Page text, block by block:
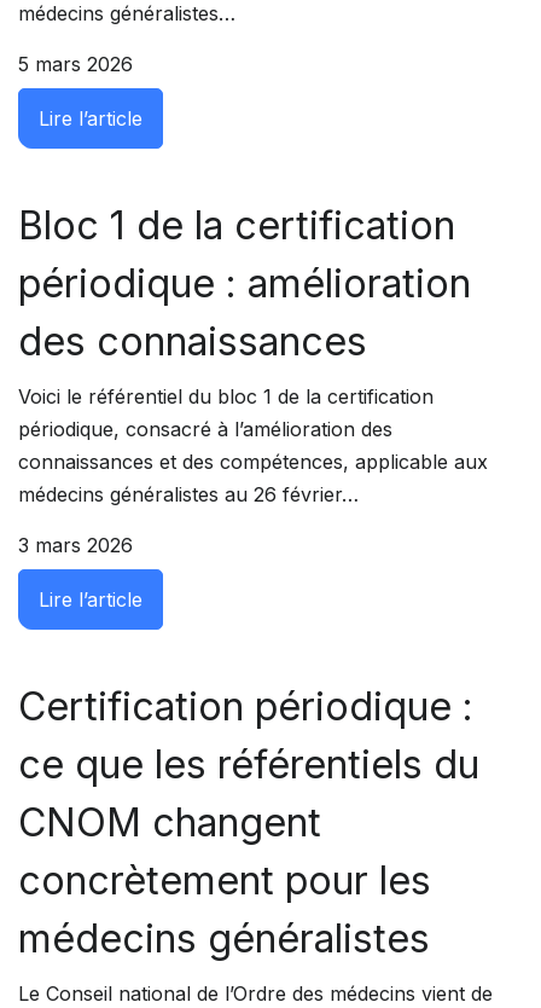
médecins généralistes…
5 mars 2026
Lire l’article
Bloc 1 de la certification
périodique : amélioration
des connaissances
Voici le référentiel du bloc 1 de la certification
périodique, consacré à l’amélioration des
connaissances et des compétences, applicable aux
médecins généralistes au 26 février…
3 mars 2026
Lire l’article
Certification périodique :
ce que les référentiels du
CNOM changent
concrètement pour les
médecins généralistes
Le Conseil national de l’Ordre des médecins vient de